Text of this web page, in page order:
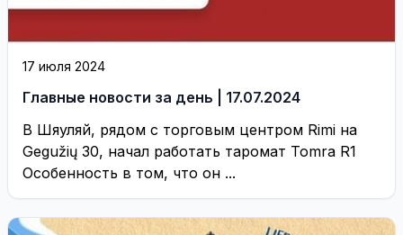
17 июля 2024
Главные новости за день | 17.07.2024
В Шяуляй, рядом с торговым центром Rimi на
Gegužių 30, начал работать таромат Tomra R1
Особенность в том, что он ...